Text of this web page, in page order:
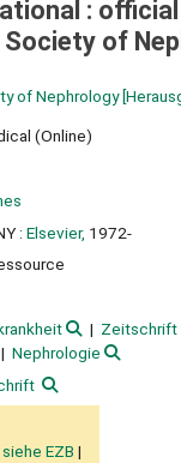
:
of
of Nephrology
(Online)
: Elsevier, 1972-
Zeitschrift
Nephrologie
EZB